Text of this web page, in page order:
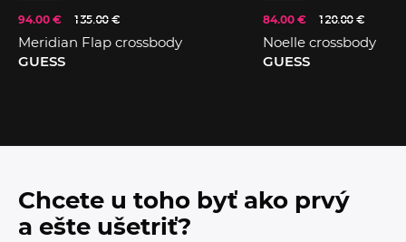
94.00 € 135.00 €
Meridian Flap crossbody
GUESS
84.00 € 120.00 €
Noelle crossbody
GUESS
Chcete u toho byť ako prvý
a ešte ušetriť?